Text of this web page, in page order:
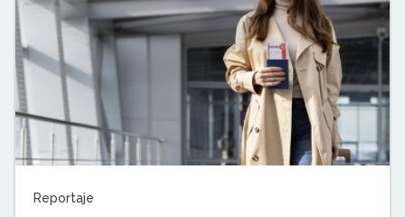
Reportaje